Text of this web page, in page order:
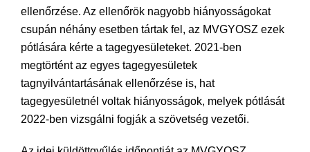
ellenőrzése. Az ellenőrök nagyobb hiányosságokat
csupán néhány esetben tártak fel, az MVGYOSZ ezek
pótlására kérte a tagegyesületeket. 2021-ben
megtörtént az egyes tagegyesületek
tagnyilvántartásának ellenőrzése is, hat
tagegyesületnél voltak hiányosságok, melyek pótlását
2022-ben vizsgálni fogják a szövetség vezetői.